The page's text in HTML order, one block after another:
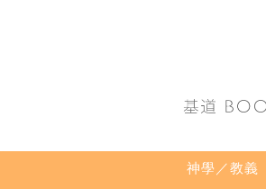
神學／教義